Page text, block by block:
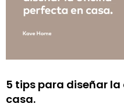
5 tips para diseñar
casa.